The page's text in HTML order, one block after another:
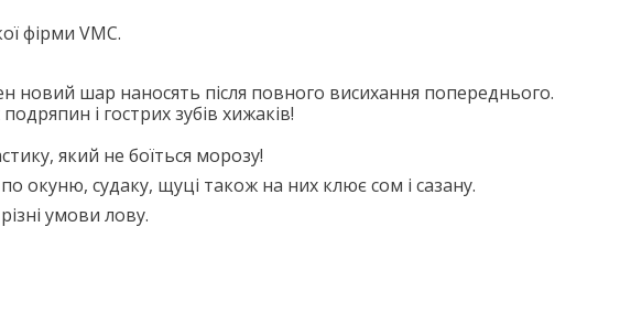
фірми VMC.
новий шар наносять після повного висихання попереднього.
і гострих зубів хижаків!
який не боїться морозу!
окуню, судаку, щуці також на них клює сом і сазану.
умови лову.